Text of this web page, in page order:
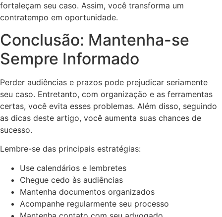
fortaleçam seu caso. Assim, você transforma um
contratempo em oportunidade.
Conclusão: Mantenha-se
Sempre Informado
Perder audiências e prazos pode prejudicar seriamente
seu caso. Entretanto, com organização e as ferramentas
certas, você evita esses problemas. Além disso, seguindo
as dicas deste artigo, você aumenta suas chances de
sucesso.
Lembre-se das principais estratégias:
Use calendários e lembretes
Chegue cedo às audiências
Mantenha documentos organizados
Acompanhe regularmente seu processo